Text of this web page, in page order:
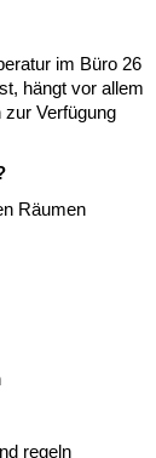
im Büro 26
hängt vor allem
Verfügung
Räumen
regeln